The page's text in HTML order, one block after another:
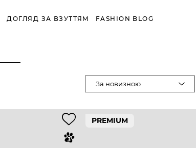
ДОГЛЯД ЗА ВЗУТТЯМ FASHION BLOG
За новизною
PREMIUM